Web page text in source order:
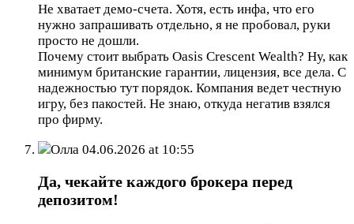
Не хватает демо-счета. Хотя, есть инфа, что его
нужно запрашивать отдельно, я не пробовал, руки
просто не дошли.
Почему стоит выбрать Oasis Crescent Wealth? Ну, как
минимум британские гарантии, лицензия, все дела. С
надежностью тут порядок. Компания ведет честную
игру, без пакостей. Не знаю, откуда негатив взялся
про фирму.
Олла 04.06.2026 at 10:55
Да, чекайте каждого брокера перед
депозитом!